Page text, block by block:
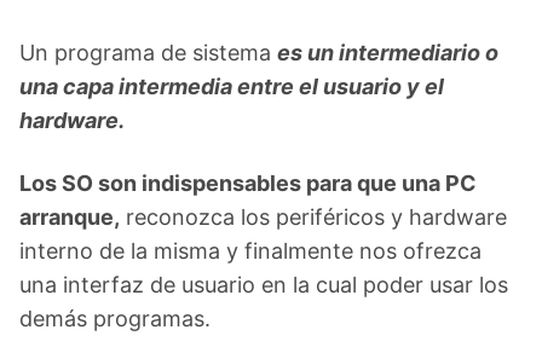
Un programa de sistema
es un intermediario o
una capa intermedia entre el usuario y el
hardware.
Los SO son indispensables para que una PC
reconozca los periféricos y hardware
interno de la misma y finalmente nos ofrezca
una interfaz de usuario en la cual poder usar los
demás programas.